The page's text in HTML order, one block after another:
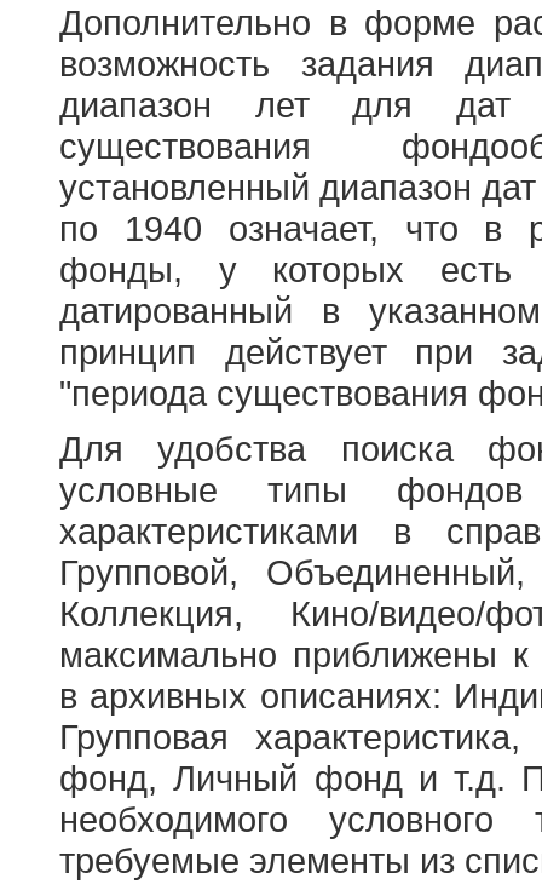
Дополнительно в форме
возможность задания
диапазон лет для
существования
установленный диапазон
по 1940 означает, что в
фонды, у которых есть
датированный в
принцип действует при
"периода существования
Для удобства поиска
условные типы
характеристиками в
Групповой,
Коллекция, Кино/
максимально приближены
в архивных описаниях:
Групповая
фонд, Личный фонд и т.д.
необходимого
требуемые элементы из